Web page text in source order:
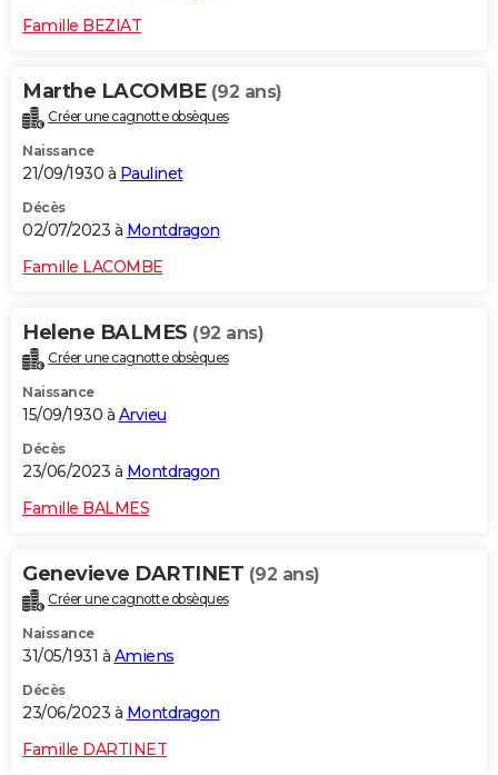
Famille BEZIAT
Marthe LACOMBE (92 ans)
Créer une cagnotte obsèques
Naissance
21/09/1930 à Paulinet
Décès
02/07/2023 à Montdragon
Famille LACOMBE
Helene BALMES (92 ans)
Créer une cagnotte obsèques
Naissance
15/09/1930 à Arvieu
Décès
23/06/2023 à Montdragon
Famille BALMES
Genevieve DARTINET (92 ans)
Créer une cagnotte obsèques
Naissance
31/05/1931 à Amiens
Décès
23/06/2023 à Montdragon
Famille DARTINET